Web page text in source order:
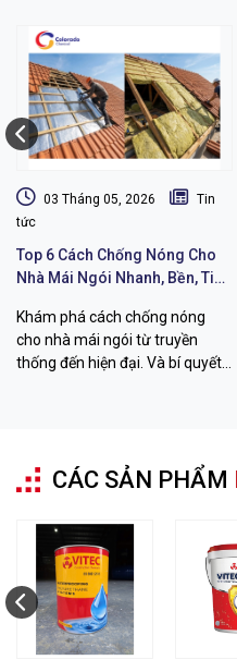
03 Tháng 05, 2026
Tin
tức
Top 6 Cách Chống Nóng Cho
Nhà Mái Ngói Nhanh, Bền, Tiết
Khám phá cách chống nóng
cho nhà mái ngói từ truyền
thống đến hiện đại. Và bí quyết
CÁC SẢN PHẨM